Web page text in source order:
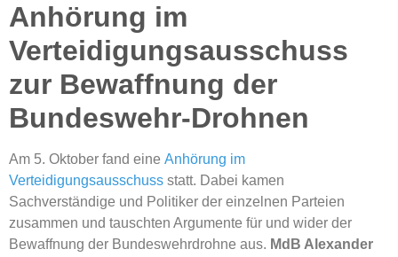
Anhörung im
Verteidigungsausschuss
zur Bewaffnung der
Bundeswehr-Drohnen
Am 5. Oktober fand eine Anhörung im
Verteidigungsausschuss statt. Dabei kamen
Sachverständige und Politiker der einzelnen Parteien
zusammen und tauschten Argumente für und wider der
Bewaffnung der Bundeswehrdrohne aus. MdB Alexander